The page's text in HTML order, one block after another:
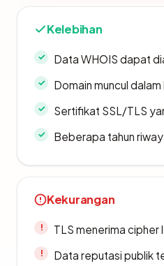
Kelebihan
Data WHOIS dapat
Domain muncul
Sertifikat SSL/TLS
Beberapa tahun
Kekurangan
TLS menerima cipher
Data reputasi publik